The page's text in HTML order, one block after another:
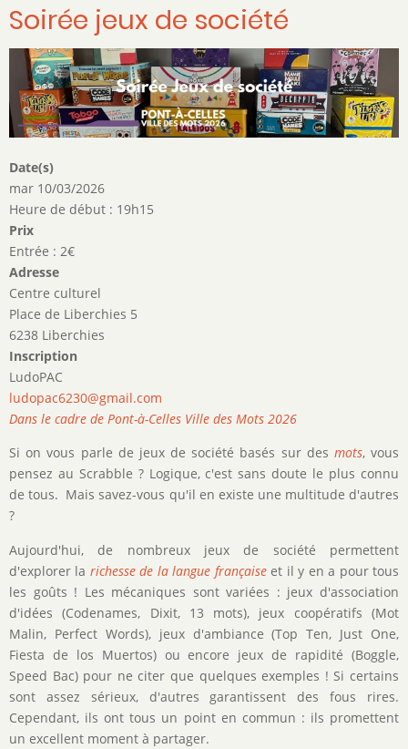
Soirée jeux de société
Date(s)
mar 10/03/2026
Heure de début : 19h15
Prix
Entrée : 2€
Adresse
Centre culturel
Place de Liberchies 5
6238 Liberchies
Inscription
LudoPAC
ludopac6230@gmail.com
Dans le cadre de Pont-à-Celles Ville des Mots 2026
Si on vous parle de jeux de société basés sur des mots, vous
pensez au Scrabble ? Logique, c'est sans doute le plus connu
de tous. Mais savez-vous qu'il en existe une multitude d'autres
?
Aujourd'hui, de nombreux jeux de société permettent
d'explorer la richesse de la langue françaiseet il y en a pour tous
les goûts ! Les mécaniques sont variées : jeux d'association
d'idées (Codenames, Dixit, 13 mots), jeux coopératifs (Mot
Malin, Perfect Words), jeux d'ambiance (Top Ten, Just One,
Fiesta de los Muertos) ou encore jeux de rapidité (Boggle,
Speed Bac) pour ne citer que quelques exemples ! Si certains
sont assez sérieux, d'autres garantissent des fous rires.
Cependant, ils ont tous un point en commun : ils promettent
un excellent moment à partager.